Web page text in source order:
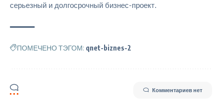
серьезный и долгосрочный бизнес-проект.
ПОМЕЧЕНО ТЭГОМ: qnet-biznes-2
Комментариев нет